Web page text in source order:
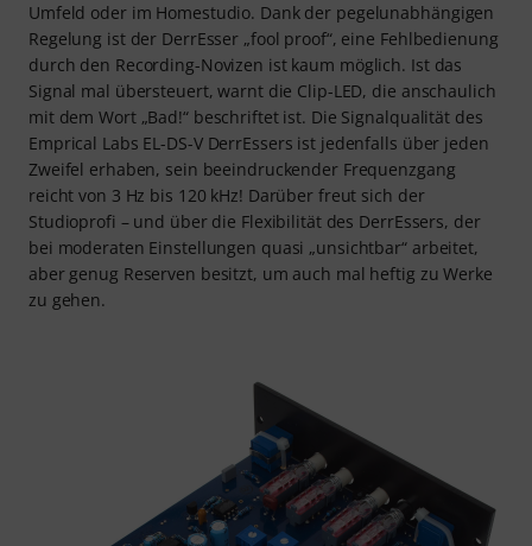
Umfeld oder im Homestudio. Dank der pegelunabhängigen
Regelung ist der DerrEsser „fool proof“, eine Fehlbedienung
durch den Recording-Novizen ist kaum möglich. Ist das
Signal mal übersteuert, warnt die Clip-LED, die anschaulich
mit dem Wort „Bad!“ beschriftet ist. Die Signalqualität des
Emprical Labs EL-DS-V DerrEssers ist jedenfalls über jeden
Zweifel erhaben, sein beeindruckender Frequenzgang
reicht von 3 Hz bis 120 kHz! Darüber freut sich der
Studioprofi – und über die Flexibilität des DerrEssers, der
bei moderaten Einstellungen quasi „unsichtbar“ arbeitet,
aber genug Reserven besitzt, um auch mal heftig zu Werke
zu gehen.